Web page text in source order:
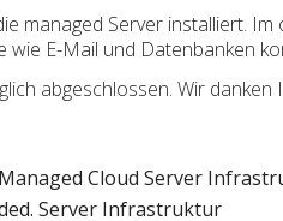
managed Server installiert.
E-Mail und Datenbanken
abgeschlossen. Wir
Cloud Server
Server Infrastruktur